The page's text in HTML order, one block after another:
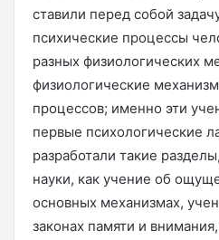
ставили перед собой
психические процессы
разных физиологических
физиологические
процессов; именно эти
первые психологические
разработали такие
науки, как учение об
основных механизмах,
законах памяти и